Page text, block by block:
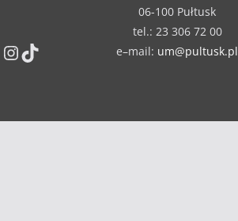
Instagram
TikTok
06-100 Pułtusk
tel.: 23 306 72 00
e–mail: um@pultusk.pl